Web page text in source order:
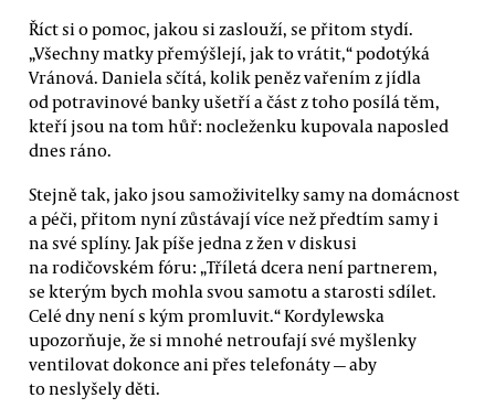
Říct si o pomoc, jakou si zaslouží, se přitom stydí.
„Všechny matky přemýšlejí, jak to vrátit,“ podotýká
Vránová. Daniela sčítá, kolik peněz vařením z jídla
od potravinové banky ušetří a část z toho posílá těm,
kteří jsou na tom hůř: nocleženku kupovala naposled
dnes ráno.
Stejně tak, jako jsou samoživitelky samy na domácnost
a péči, přitom nyní zůstávají více než předtím samy i
na své splíny. Jak píše jedna z žen v diskusi
na rodičovském fóru: „Tříletá dcera není partnerem,
se kterým bych mohla svou samotu a starosti sdílet.
Celé dny není s kým promluvit.“ Kordylewska
upozorňuje, že si mnohé netroufají své myšlenky
ventilovat dokonce ani přes telefonáty — aby
to neslyšely děti.